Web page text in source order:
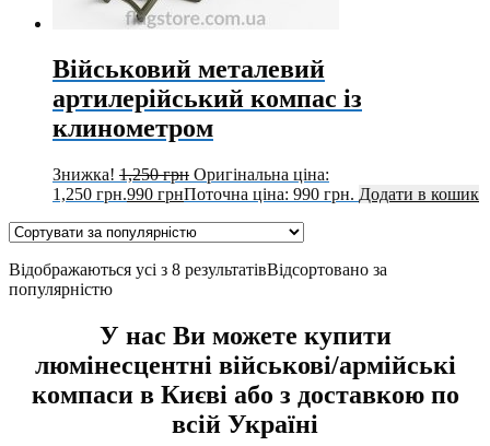
Військовий металевий
артилерійський компас із
клинометром
Знижка! 1,250грн Оригінальна ціна:
1,250 грн.990 грнПоточна ціна: 990 грн. Додати в кошик
Відображаються усі з 8 результатівВідсортовано за
популярністю
У нас Ви можете купити
люмінесцентні військові/армійські
компаси в Києві або з доставкою по
всій Україні